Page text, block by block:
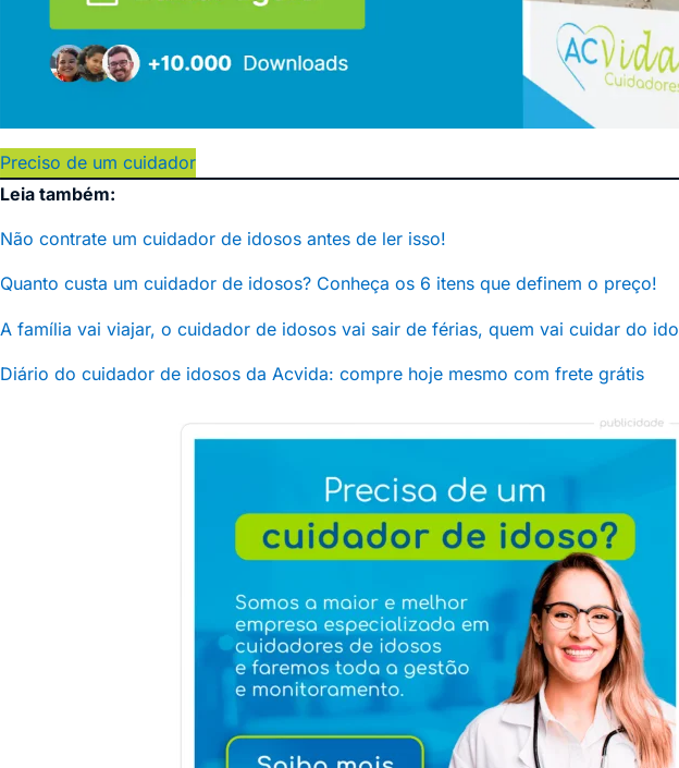
Preciso de um cuidador
Leia também:
Não contrate um cuidador de idosos antes de ler isso!
Quanto custa um cuidador de idosos? Conheça os 6 itens que definem o preço!
A família vai viajar, o cuidador de idosos vai sair de férias, quem vai cuidar do
Diário do cuidador de idosos da Acvida: compre hoje mesmo com frete grátis